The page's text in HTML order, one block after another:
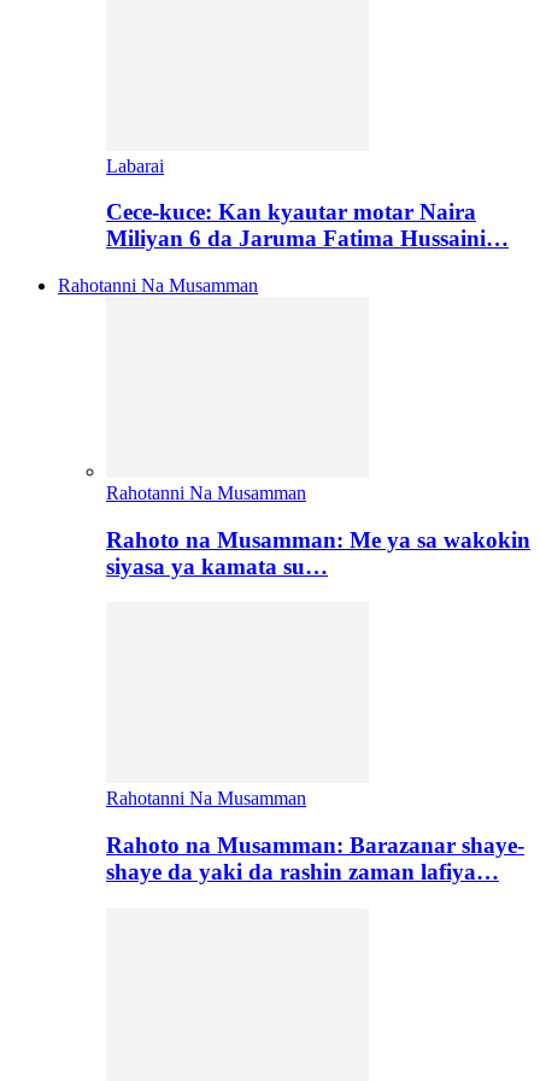
Labarai
Cece-kuce: Kan kyautar motar Naira
Miliyan 6 da Jaruma Fatima Hussaini…
Rahotanni Na Musamman
Rahotanni Na Musamman
Rahoto na Musamman: Me ya sa wakokin
siyasa ya kamata su…
Rahotanni Na Musamman
Rahoto na Musamman: Barazanar shaye-
shaye da yaki da rashin zaman lafiya…